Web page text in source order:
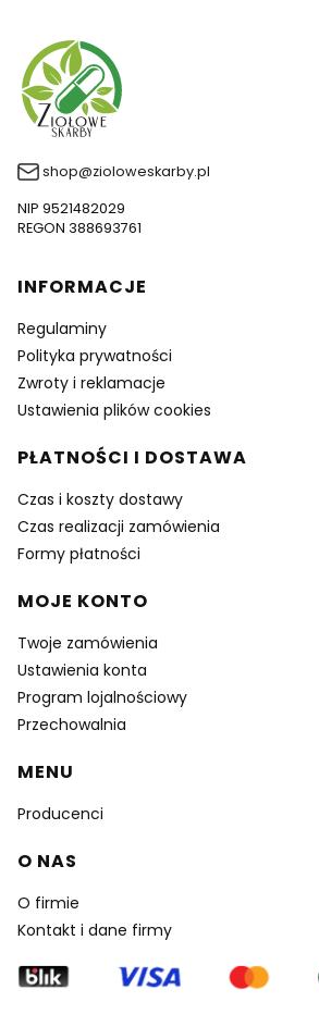
shop@zioloweskarby.pl
NIP 9521482029
REGON 388693761
Linki w stopce
INFORMACJE
Regulaminy
Polityka prywatności
Zwroty i reklamacje
Ustawienia plików cookies
PŁATNOŚCI I DOSTAWA
Czas i koszty dostawy
Czas realizacji zamówienia
Formy płatności
MOJE KONTO
Twoje zamówienia
Ustawienia konta
Program lojalnościowy
Przechowalnia
MENU
Producenci
O NAS
O firmie
Kontakt i dane firmy